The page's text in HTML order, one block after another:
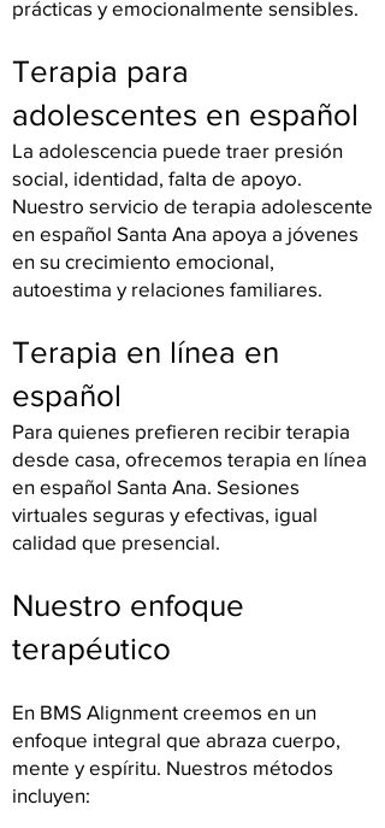
prácticas y emocionalmente sensibles.
Terapia para
adolescentes en español
La adolescencia puede traer presión
social, identidad, falta de apoyo.
Nuestro servicio de terapia adolescente
en español Santa Ana apoya a jóvenes
en su crecimiento emocional,
autoestima y relaciones familiares.
Terapia en línea en
español
Para quienes prefieren recibir terapia
desde casa, ofrecemos terapia en línea
en español Santa Ana. Sesiones
virtuales seguras y efectivas, igual
calidad que presencial.
Nuestro enfoque
terapéutico
En BMS Alignment creemos en un
enfoque integral que abraza cuerpo,
mente y espíritu. Nuestros métodos
incluyen: